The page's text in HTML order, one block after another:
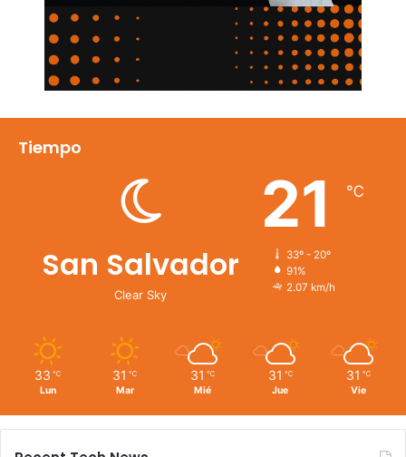
Tiempo
San Salvador
Clear Sky
21 ℃
33º - 20º
91%
2.07 km/h
33 ℃
Lun
31 ℃
Mar
31 ℃
Mié
31 ℃
Jue
31 ℃
Vie